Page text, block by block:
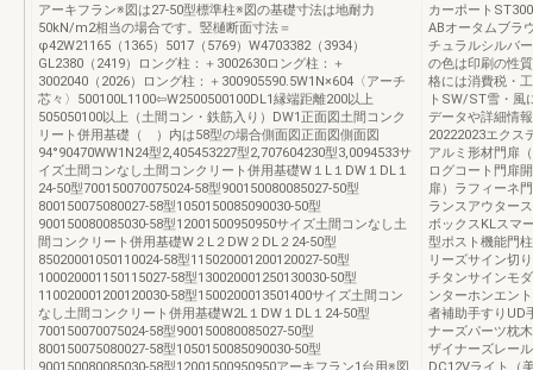
アーキフラン※図は27-50型標準柱※図の基礎寸法は地耐力
50kN/m2相当の場合です。竪樋断面寸法＝
φ42W21165（1365）5017（5769）W4703382（3934）
GL2380（2419）ロング柱：＋3002630ロング柱：＋
3002040（2026）ロング柱：＋300905590.5W1N×604〈アーチ
芯々〉500100L1100⇦W2500500100DL1縁端距離200以上
505050100以上（土間コン・鉄筋入り）DW1正面図土間コンク
リート併用基礎（ ）内は58型の場合側面図正面図側面図
94°90470WW1N24型2,405453227型2,707604230型3,0094533サ
イズ土間コンなし土間コンクリート併用基礎W１L１DW１DL１
24-50型700150070075024-58型900150080085027-50型
800150075080027-58型1050150085090030-50型
900150080085030-58型12001500950950サイズ土間コンなし土
間コンクリート併用基礎W２L２DW２DL２24-50型
85020001050110024-58型115020001200120027-50型
100020001150115027-58型130020001250130030-50型
110020001200120030-58型1500200013501400サイズ土間コン
なし土間コンクリート併用基礎W2L１DW１DL１24-50型
700150070075024-58型900150080085027-50型
800150075080027-58型1050150085090030-50型
900150080085030-58型12001500950950アーキフラン1台用※図
カーポート
ABオータムブ
チュラルシルバ
の色は印刷の性
格には消費税・
トSW/ST雪・風
データや詳細情
20222023エクス
アルミ形材門扉
ログコート門扉
扉）ラフィーネ
ランスアウター
ボックスKLスマ
型ポスト機能門
リーズサイン切
チタンサインモ
ンターホンエン
者補助手すりUD
ナーズパーツ枕
ザイナーズレー
DC12Vライト（